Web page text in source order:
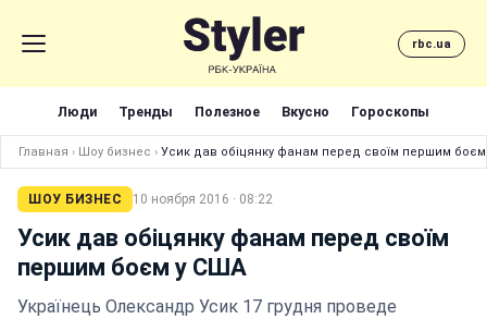
rbc.ua
Люди Тренды Полезное Вкусно Гороскопы
Главная › Шоу бизнес › Усик дав обіцянку фанам перед своїм першим
ШОУ БИЗНЕС 10 ноября 2016 · 08:22
Усик дав обіцянку фанам перед своїм
першим боєм у США
Українець Олександр Усик 17 грудня проведе